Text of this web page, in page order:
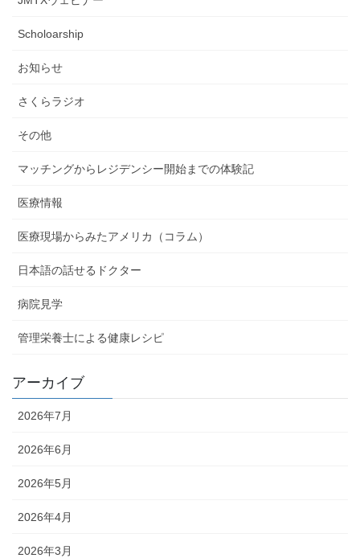
Scholoarship
お知らせ
さくらラジオ
その他
マッチングからレジデンシー開始までの体験記
医療情報
医療現場からみたアメリカ（コラム）
日本語の話せるドクター
病院見学
管理栄養士による健康レシピ
アーカイブ
2026年7月
2026年6月
2026年5月
2026年4月
2026年3月